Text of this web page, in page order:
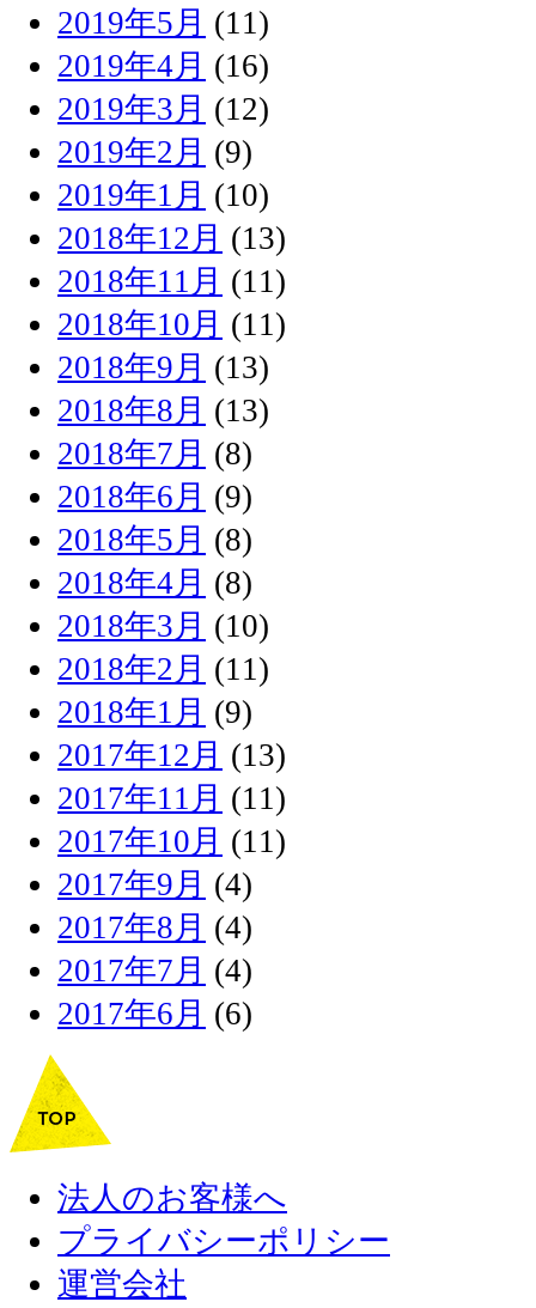
2019年5月 (11)
2019年4月 (16)
2019年3月 (12)
2019年2月 (9)
2019年1月 (10)
2018年12月 (13)
2018年11月 (11)
2018年10月 (11)
2018年9月 (13)
2018年8月 (13)
2018年7月 (8)
2018年6月 (9)
2018年5月 (8)
2018年4月 (8)
2018年3月 (10)
2018年2月 (11)
2018年1月 (9)
2017年12月 (13)
2017年11月 (11)
2017年10月 (11)
2017年9月 (4)
2017年8月 (4)
2017年7月 (4)
2017年6月 (6)
法人のお客様へ
プライバシーポリシー
運営会社